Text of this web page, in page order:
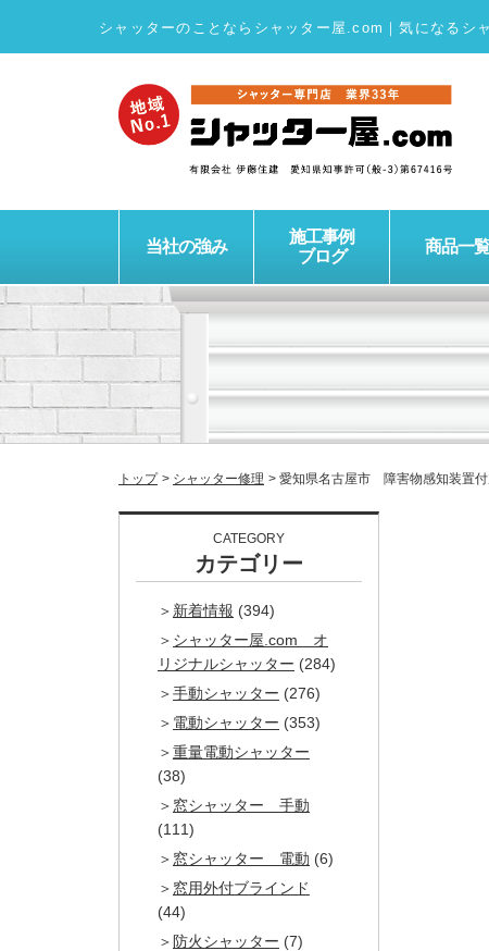
シャッターのことならシャッター屋.com ｜気になるシ
当社の強み
施工事例
ブログ
商品一
トップ シャッター修理 愛知県名古屋市 障害物感知装置
CATEGORY
カテゴリー
新着情報 (394)
シャッター屋.com オ
リジナルシャッター (284)
手動シャッター (276)
電動シャッター (353)
重量電動シャッター
(38)
窓シャッター 手動
(111)
窓シャッター 電動 (6)
窓用外付ブラインド
(44)
防火シャッター (7)